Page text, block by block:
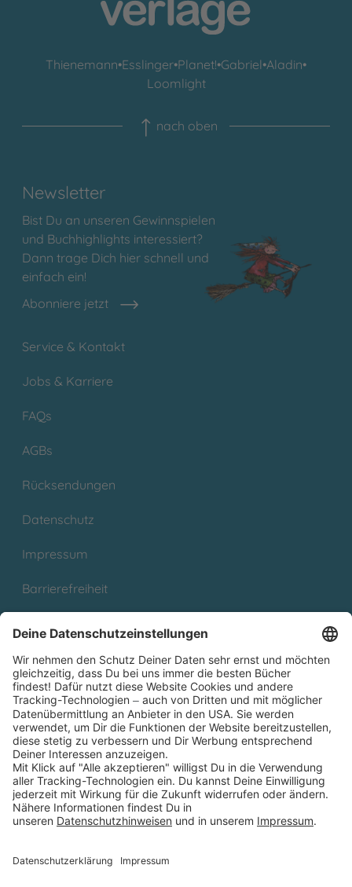
Thienemann•Esslinger•Planet!•Gabriel•Aladin•
Loomlight
nach oben
Newsletter
Bist Du an unseren Gewinnspielen
und Buchhighlights interessiert?
Dann trage Dich hier schnell und
einfach ein!
Abonniere jetzt
Service & Kontakt
Jobs & Karriere
FAQs
AGBs
Rücksendungen
Datenschutz
Impressum
Barrierefreiheit
Partnerprogramm (Affiliate)
Folge uns auf
* Versandkostenfrei ab 9,00 € Bestellwert innerhalb
Deutschlands
** Lieferzeit 1-3 Werktage innerhalb Deutschlands
Thienemann-Esslinger Verlag GmbH, Blumenstraße 36, D-70182